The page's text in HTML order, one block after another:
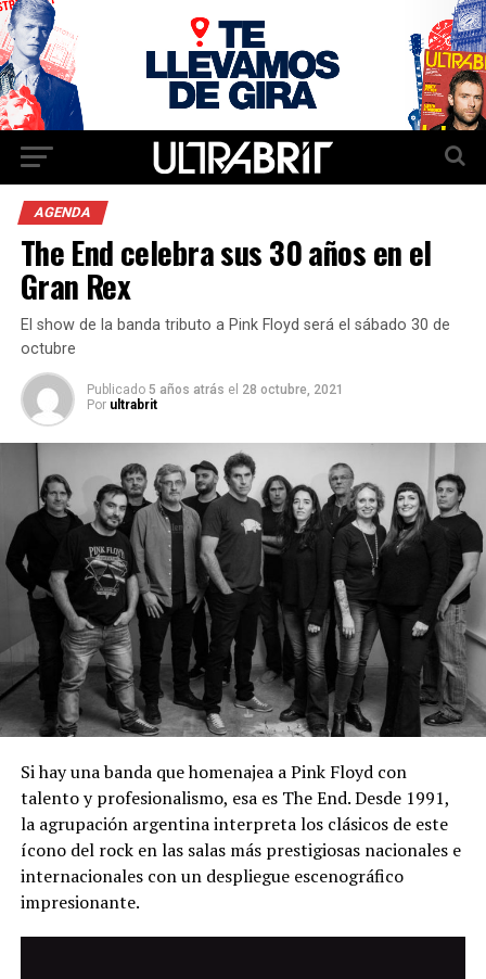
AGENDA
The End celebra sus 30 años en el
Gran Rex
El show de la banda tributo a Pink Floyd será el sábado 30 de
octubre
Publicado 5 años atrás el 28 octubre, 2021
Por ultrabrit
Si hay una banda que homenajea a Pink Floyd con
talento y profesionalismo, esa es The End. Desde 1991,
la agrupación argentina interpreta los clásicos de este
ícono del rock en las salas más prestigiosas nacionales e
internacionales con un despliegue escenográfico
impresionante.